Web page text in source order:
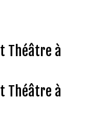
Théâtre à
Théâtre à